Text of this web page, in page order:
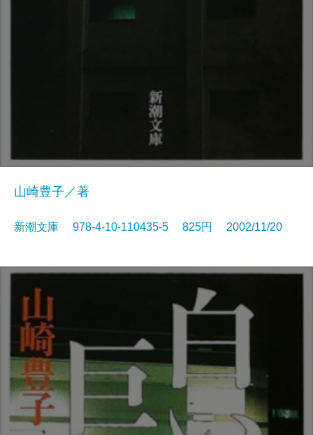
山崎豊子／著
新潮文庫 978-4-10-110435-5 825円 2002/11/20